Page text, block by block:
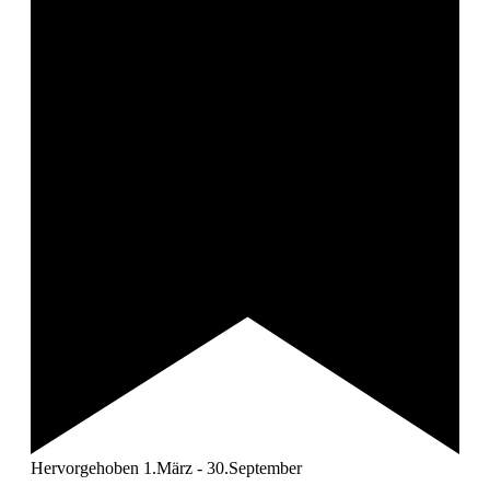
Hervorgehoben 1.März - 30.September